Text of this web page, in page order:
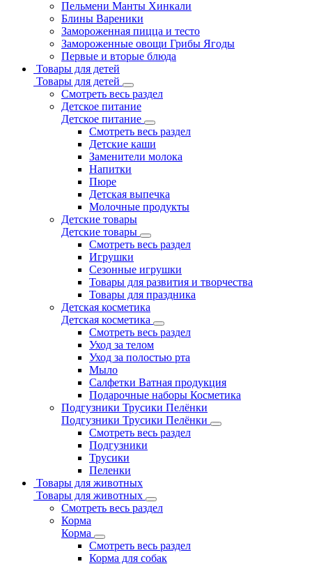
Пельмени Манты Хинкали
Блины Вареники
Замороженная пицца и тесто
Замороженные овощи Грибы Ягоды
Первые и вторые блюда
Товары для детей
Товары для детей
Смотреть весь раздел
Детское питание
Детское питание
Смотреть весь раздел
Детские каши
Заменители молока
Напитки
Пюре
Детская выпечка
Молочные продукты
Детские товары
Детские товары
Смотреть весь раздел
Игрушки
Сезонные игрушки
Товары для развития и творчества
Товары для праздника
Детская косметика
Детская косметика
Смотреть весь раздел
Уход за телом
Уход за полостью рта
Мыло
Салфетки Ватная продукция
Подарочные наборы Косметика
Подгузники Трусики Пелёнки
Подгузники Трусики Пелёнки
Смотреть весь раздел
Подгузники
Трусики
Пеленки
Товары для животных
Товары для животных
Смотреть весь раздел
Корма
Корма
Смотреть весь раздел
Корма для собак